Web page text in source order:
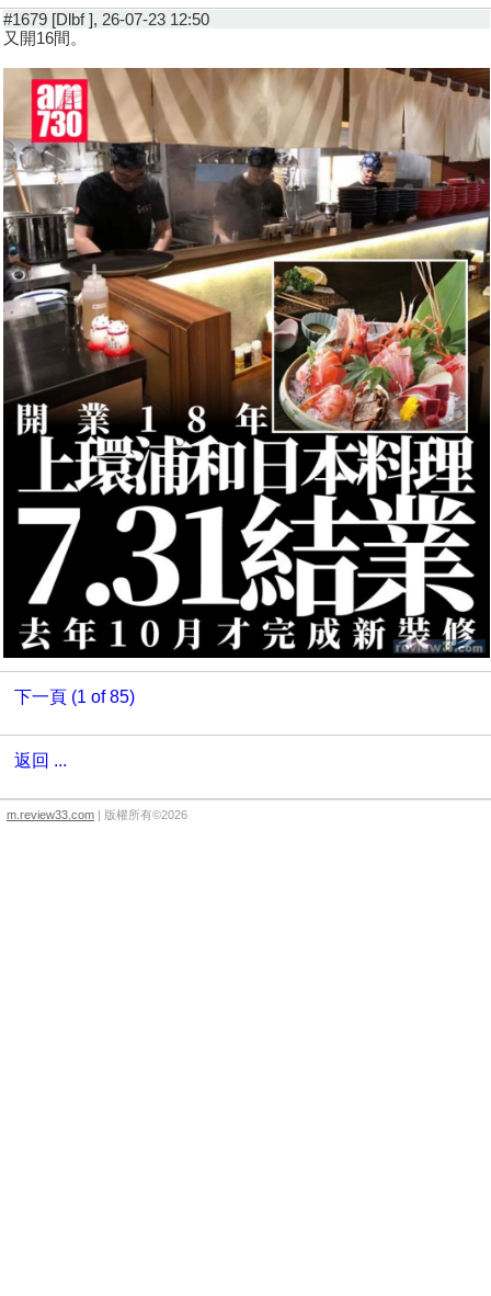
#1679 [Dlbf ], 26-07-23 12:50
又開16間。
下一頁 (1 of 85)
返回 ...
m.review33.com | 版權所有©2026